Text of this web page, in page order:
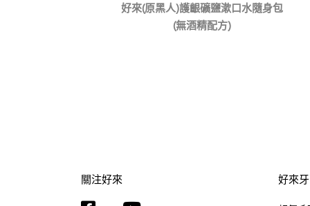
好來(原黑人)護齦礦鹽漱口水隨身包
(無酒精配方)
關注好來 好來